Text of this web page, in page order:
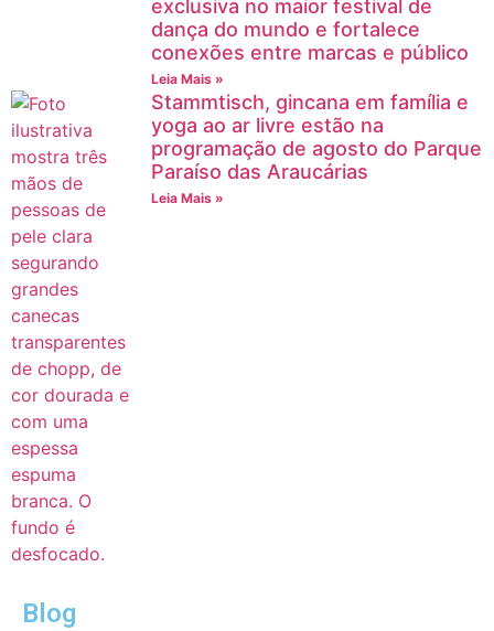
exclusiva no maior festival de
dança do mundo e fortalece
conexões entre marcas e público
Leia Mais »
Stammtisch, gincana em família e
yoga ao ar livre estão na
programação de agosto do Parque
Paraíso das Araucárias
Leia Mais »
Blog